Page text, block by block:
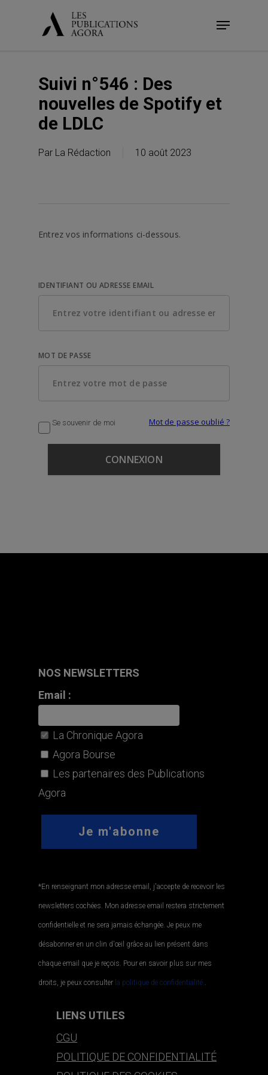
Menu
Suivi n°546 : Des
nouvelles de Spotify et
de LDLC
Par La Rédaction 10 août 2023
Entrez vos informations ci-dessous.
IDENTIFIANT OU ADRESSE EMAIL
MOT DE PASSE
Se souvenir de moi Mot de passe oublié ?
NOS NEWSLETTERS
Email :
La Chronique Agora
Agora Bourse
Les partenaires des Publications
Agora
*En renseignant mon adresse email, j'accepte de recevoir les
newsletters cochées. Mon adresse email restera strictement
confidentielle et ne sera jamais échangée. Je peux me
désabonner en un clin d'œil grâce au lien présent dans
chaque email que je reçois. Pour en savoir plus sur mes
droits, je peux consulter la politique de confidentialité..
LIENS UTILES
CGU
POLITIQUE DE CONFIDENTIALITÉ